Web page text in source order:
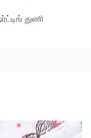
துணி